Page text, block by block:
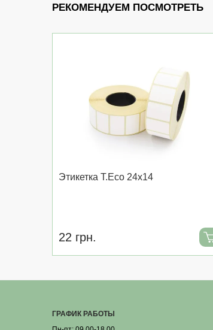
РЕКОМЕНДУЕМ ПОСМОТРЕТЬ
Этикетка T.Eco 24x14
22 грн.
ГРАФИК РАБОТЫ